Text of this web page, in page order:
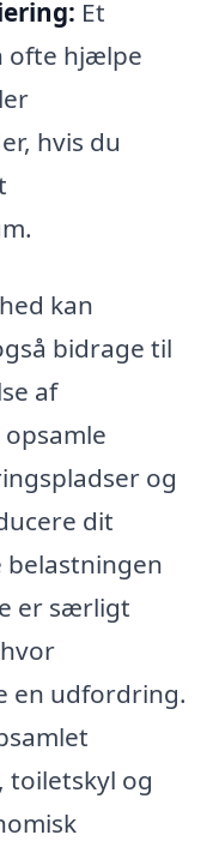
Et
ofte hjælpe
hvis du
kan
bidrage til
af
og
dit
er særligt
en udfordring.
toiletskyl og